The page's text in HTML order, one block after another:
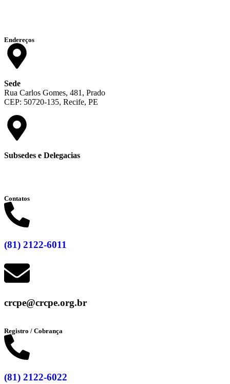
Endereços
Sede
Rua Carlos Gomes, 481, Prado
CEP: 50720-135, Recife, PE
Subsedes e Delegacias
Contatos
(81) 2122-6011
crcpe@crcpe.org.br
Registro / Cobrança
(81) 2122-6022